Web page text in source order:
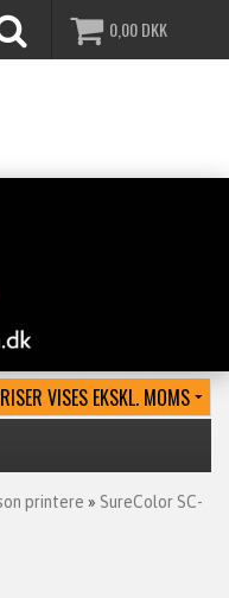
0,00DKK
printere » SureColor SC-